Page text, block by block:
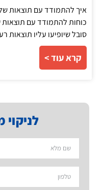
לניקוי
איך להתמודד עם תוצאות
כוחות להתמודד עם
סובל שיופיעו עליו תוצאות
קרא עוד >